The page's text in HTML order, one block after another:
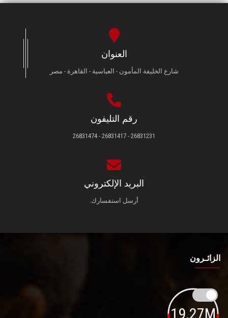
العنوان
شارع الخليفة المأمون - العباسية - القاهرة - مصر
رقم التليفون
26831231 - 26831417 - 26831474
البريد الإلكتروني
أرسل استفسارك.
الزائـرون
19.27M